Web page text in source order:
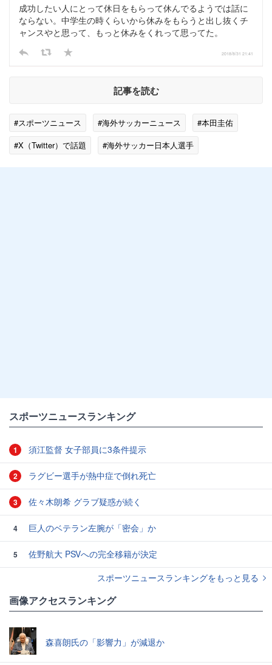
成功したい人にとって休日をもらって休んでるようでは話に
ならない。中学生の時くらいから休みをもらうと出し抜くチ
ャンスやと思って、もっと休みをくれって思ってた。
2018/8/31 21:41
記事を読む
#スポーツニュース #海外サッカーニュース
#本田圭佑
#X（Twitter）で話題
#海外サッカー日本人選手
スポーツニュースランキング
1 須江監督 女子部員に3条件提示
2 ラグビー選手が熱中症で倒れ死亡
3 佐々木朗希 グラブ疑惑が続く
4 巨人のベテラン左腕が「密会」か
5
佐野航大 PSVへの完全移籍が決定
スポーツニュースランキングをもっと見る
画像アクセスランキング
森喜朗氏の「影響力」が減退か